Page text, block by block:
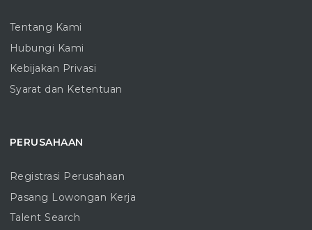
Tentang Kami
Hubungi Kami
Kebijakan Privasi
Syarat dan Ketentuan
PERUSAHAAN
Registrasi Perusahaan
Pasang Lowongan Kerja
Talent Search